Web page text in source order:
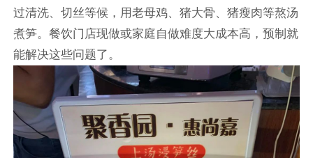
过清洗、切丝等候，用老母鸡、猪大骨、猪瘦肉等熬汤
煮笋。餐饮门店现做或家庭自做难度大成本高，预制就
能解决这些问题了。